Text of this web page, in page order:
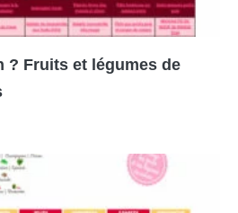
? Fruits et légumes de